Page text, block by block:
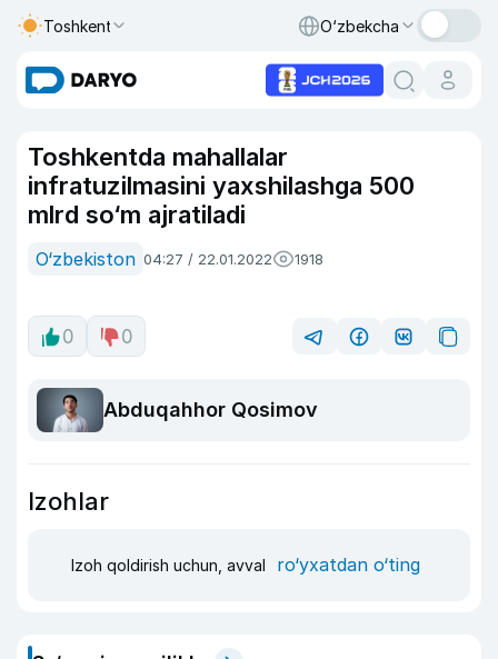
Toshkent O‘zbekcha
Toshkentda mahallalar
infratuzilmasini yaxshilashga 500
mlrd so‘m ajratiladi
O‘zbekiston 04:27 / 22.01.2022 1918
0 0
Abduqahhor Qosimov
Izohlar
Izoh qoldirish uchun, avval ro‘yxatdan o‘ting